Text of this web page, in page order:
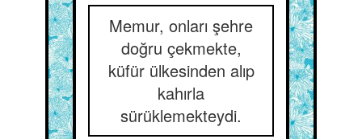
Memur, onları şehre
doğru çekmekte,
küfür ülkesinden alıp
kahırla
sürüklemekteydi.